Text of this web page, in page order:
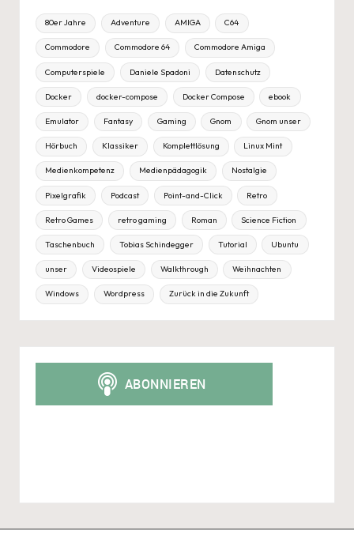
80er Jahre Adventure AMIGA C64
Commodore Commodore 64 Commodore Amiga
Computerspiele Daniele Spadoni Datenschutz
Docker docker-compose Docker Compose ebook
Emulator Fantasy Gaming Gnom Gnom unser
Hörbuch Klassiker Komplettlösung Linux Mint
Medienkompetenz Medienpädagogik Nostalgie
Pixelgrafik Podcast Point-and-Click Retro
Retro Games retro gaming Roman Science Fiction
Taschenbuch Tobias Schindegger Tutorial Ubuntu
unser Videospiele Walkthrough Weihnachten
Windows Wordpress Zurück in die Zukunft